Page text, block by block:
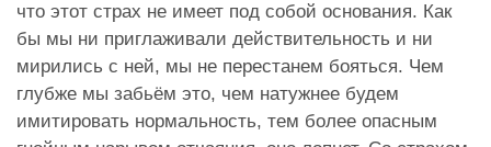
что этот страх не имеет под собой основания. Как
бы мы ни приглаживали действительность и ни
мирились с ней, мы не перестанем бояться. Чем
глубже мы забьём это, чем натужнее будем
имитировать нормальность, тем более опасным